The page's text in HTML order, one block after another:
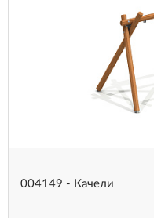
004149 - Качели